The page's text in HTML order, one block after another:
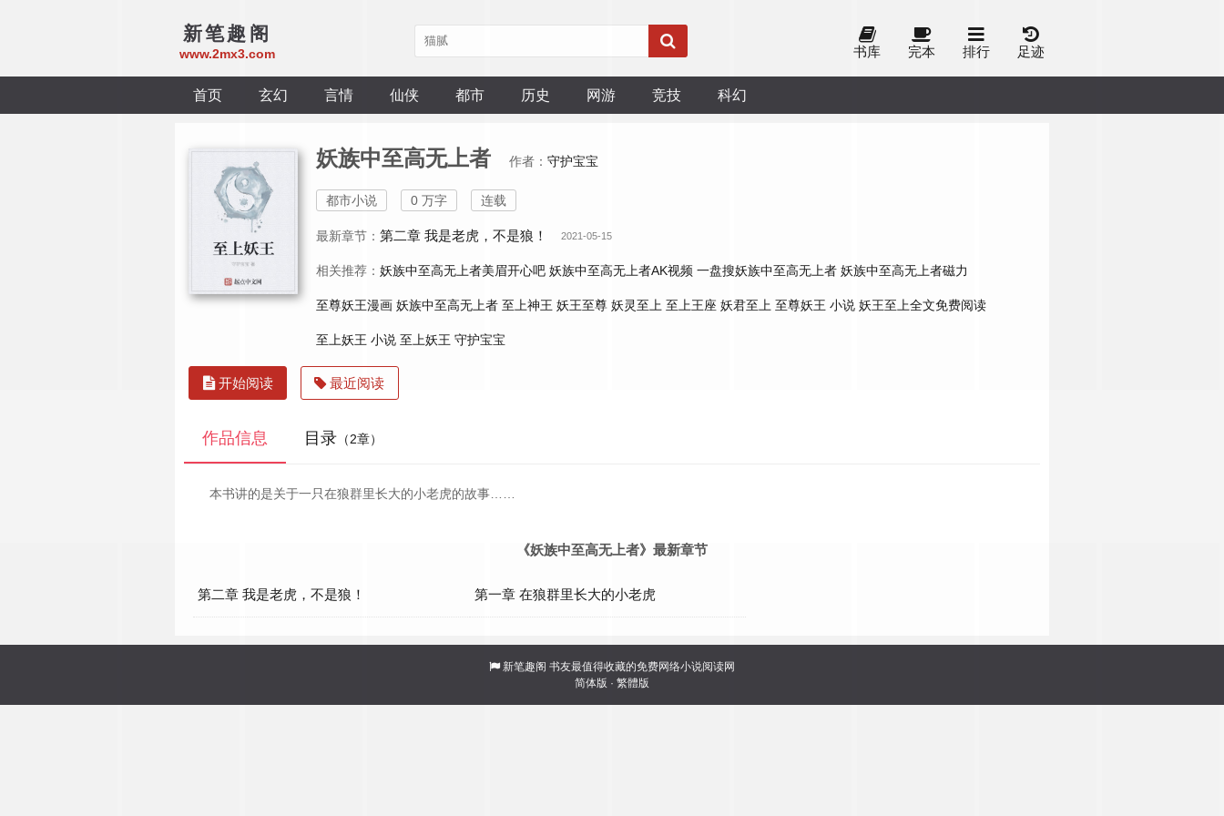
新笔趣阁
www.2mx3.com 书库 完本 排行 足迹
首页 玄幻 言情 仙侠 都市 历史 网游 竞技 科幻
妖族中至高无上者 作者： 守护宝宝
都市小说 0 万字 连载
最新章节： 第二章 我是老虎，不是狼！ 2021-05-15
相关推荐： 妖族中至高无上者美眉开心吧 妖族中至高无上者AK视频 一盘搜妖族中至高无上者 妖族中至高无上者磁力
至尊妖王漫画 妖族中至高无上者 至上神王 妖王至尊 妖灵至上 至上王座 妖君至上 至尊妖王 小说 妖王至上全文免费阅读
至上妖王 小说 至上妖王 守护宝宝
开始阅读 最近阅读
作品信息 目录 （2章）
本书讲的是关于一只在狼群里长大的小老虎的故事……
《妖族中至高无上者》最新章节
第二章 我是老虎，不是狼！ 第一章 在狼群里长大的小老虎
新笔趣阁 书友最值得收藏的免费网络小说阅读网
简体版 · 繁體版